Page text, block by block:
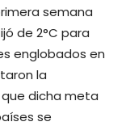
semana
de 2°C para
englobados en
la
que dicha meta
se